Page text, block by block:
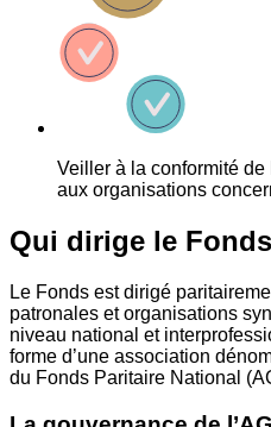
Veiller à la conformité
aux organisations
Qui dirige le
Le Fonds est dirigé
patronales et organisations
niveau national et
forme d’une association
du Fonds Paritaire National